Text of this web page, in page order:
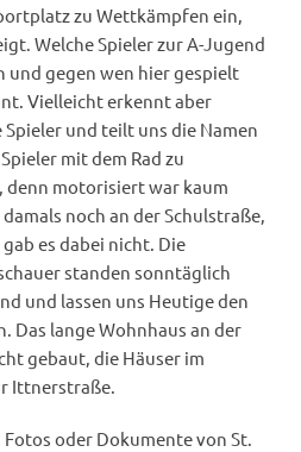
zu Wettkämpfen ein,
Welche Spieler zur A-Jugend
und gegen wen hier gespielt
Vielleicht erkennt aber
und teilt uns die Namen
mit dem Rad zu
motorisiert war kaum
noch an der Schulstraße,
es dabei nicht. Die
standen sonntäglich
und lassen uns Heutige den
Das lange Wohnhaus an der
gebaut, die Häuser im
Ittnerstraße.
Fotos oder Dokumente von St.